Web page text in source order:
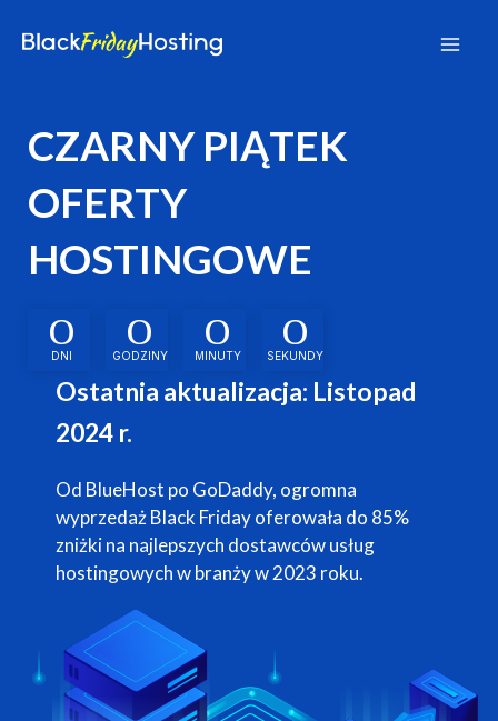
CZARNY PIĄTEK
OFERTY
HOSTINGOWE
0
DNI
0
GODZINY
0
MINUTY
0
SEKUNDY
Ostatnia aktualizacja: Listopad
2024 r.
Od BlueHost po GoDaddy, ogromna
wyprzedaż Black Friday oferowała do 85%
zniżki na najlepszych dostawców usług
hostingowych w branży w 2023 roku.